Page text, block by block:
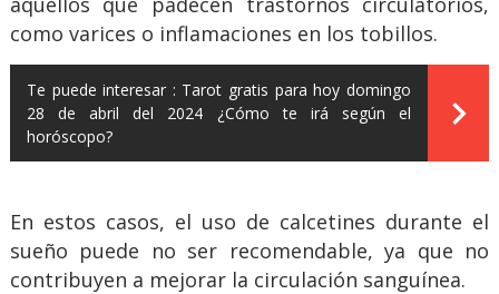
como varices o inflamaciones en los tobillos.
Te puede interesar : Tarot gratis para hoy domingo
28 de abril del 2024 ¿Cómo te irá según el
horóscopo?
En estos casos, el uso de calcetines durante el
sueño puede no ser recomendable, ya que no
contribuyen a mejorar la circulación sanguínea.